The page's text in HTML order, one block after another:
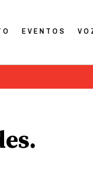
EVENTOS